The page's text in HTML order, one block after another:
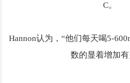
C。
Hannon认为，“他们每天喝5-
数的显着增加